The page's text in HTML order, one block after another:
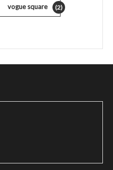
vogue square (2)